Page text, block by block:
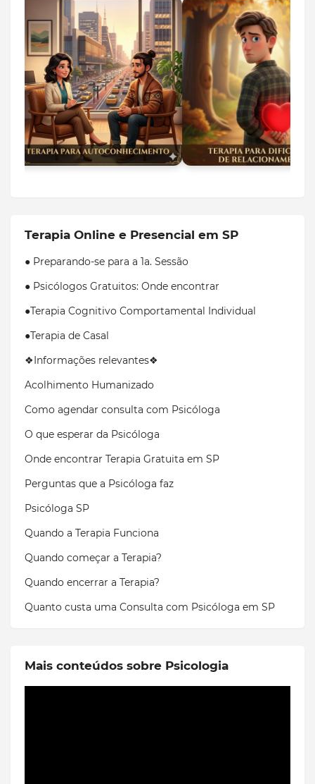
Terapia Online e Presencial em SP
● Preparando-se para a 1a. Sessão
● Psicólogos Gratuitos: Onde encontrar
●Terapia Cognitivo Comportamental Individual
●Terapia de Casal
❖Informações relevantes❖
Acolhimento Humanizado
Como agendar consulta com Psicóloga
O que esperar da Psicóloga
Onde encontrar Terapia Gratuita em SP
Perguntas que a Psicóloga faz
Psicóloga SP
Quando a Terapia Funciona
Quando começar a Terapia?
Quando encerrar a Terapia?
Quanto custa uma Consulta com Psicóloga em SP
Mais conteúdos sobre Psicologia